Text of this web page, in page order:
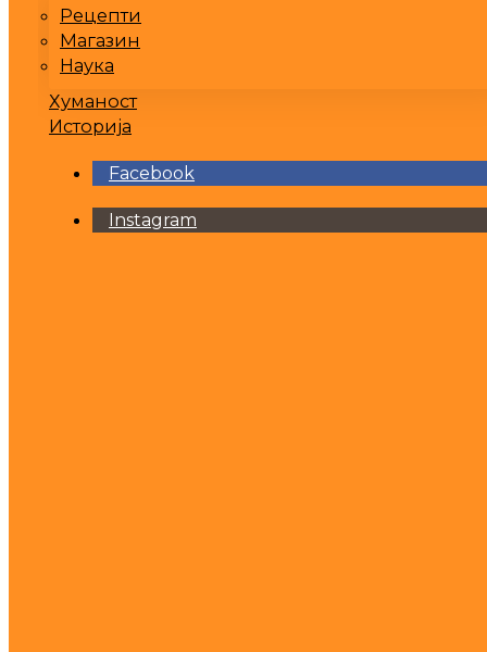
Рецепти
Магазин
Наука
Хуманост
Историја
Facebook
Instagram